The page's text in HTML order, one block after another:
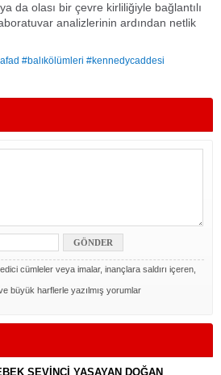
da olası bir çevre kirliliğiyle bağlantılı
analizlerinin ardından netlik
#balıkölümleri #kennedycaddesi
cümleler veya imalar, inançlara saldırı içeren,
büyük harflerle yazılmış yorumlar
SEVİNCİ YAŞAYAN DOĞAN